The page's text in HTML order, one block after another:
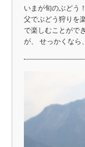
いまが旬のぶどう
父でぶどう狩りを
で楽しむことがで
が、 せっかくなら